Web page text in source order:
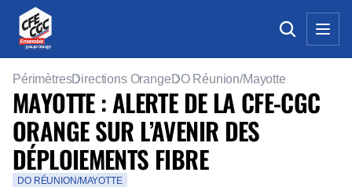
PérimètresDirections Orange DO Réunion/Mayotte
MAYOTTE : ALERTE DE LA CFE-CGC
ORANGE SUR L’AVENIR DES
DÉPLOIEMENTS FIBRE
DO RÉUNION/MAYOTTE